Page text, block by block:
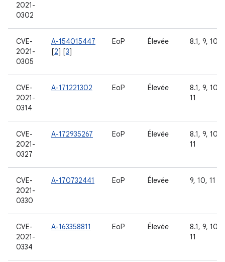
2021-
0302
CVE-
2021-
0305
A-154015447
[2] [3]
EoP Élevée 8.1, 9, 10
CVE-
2021-
0314
A-171221302 EoP Élevée
8.1, 9, 10,
11
CVE-
2021-
0327
A-172935267 EoP Élevée
8.1, 9, 10,
11
CVE-
2021-
0330
A-170732441 EoP Élevée 9, 10, 11
CVE-
2021-
0334
A-163358811 EoP Élevée
8.1, 9, 10,
11